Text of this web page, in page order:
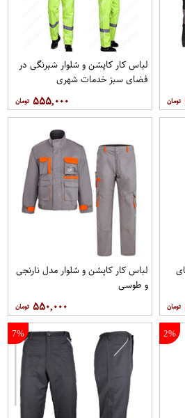
لباس کار کاپشن و شلوار شبرنگی در
فضای سبز خدمات شهری
۵۵۵,۰۰۰
لباس کار کاپشن و شلوار مدل نارنجی
و طوسی
۵۵۰,۰۰۰
2%
7%